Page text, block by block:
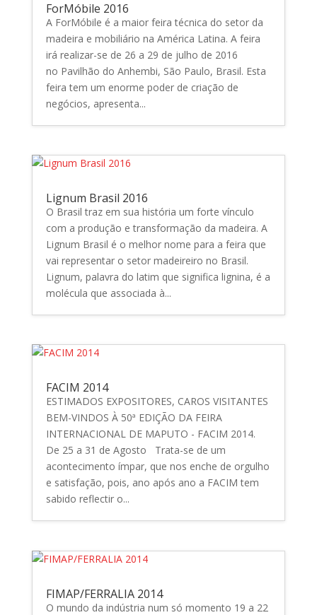
ForMóbile 2016
A ForMóbile é a maior feira técnica do setor da
madeira e mobiliário na América Latina. A feira
irá realizar-se de 26 a 29 de julho de 2016
no Pavilhão do Anhembi, São Paulo, Brasil. Esta
feira tem um enorme poder de criação de
negócios, apresenta...
Lignum Brasil 2016
O Brasil traz em sua história um forte vínculo
com a produção e transformação da madeira. A
Lignum Brasil é o melhor nome para a feira que
vai representar o setor madeireiro no Brasil.
Lignum, palavra do latim que significa lignina, é a
molécula que associada à...
FACIM 2014
ESTIMADOS EXPOSITORES, CAROS VISITANTES
BEM-VINDOS À 50ª EDIÇÃO DA FEIRA
INTERNACIONAL DE MAPUTO - FACIM 2014.
De 25 a 31 de Agosto Trata-se de um
acontecimento ímpar, que nos enche de orgulho
e satisfação, pois, ano após ano a FACIM tem
sabido reflectir o...
FIMAP/FERRALIA 2014
O mundo da indústria num só momento 19 a 22